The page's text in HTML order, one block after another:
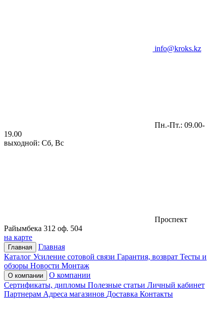
info@kroks.kz
Пн.-Пт.: 09.00-
19.00
выходной: Сб, Вс
Проспект
Райымбека 312 оф. 504
на карте
Главная
Главная
Каталог Усиление сотовой связи Гарантия, возврат Тесты и
обзоры Новости Монтаж
О компании
О компании
Сертификаты, дипломы Полезные статьи Личный кабинет
Партнерам Адреса магазинов Доставка Контакты